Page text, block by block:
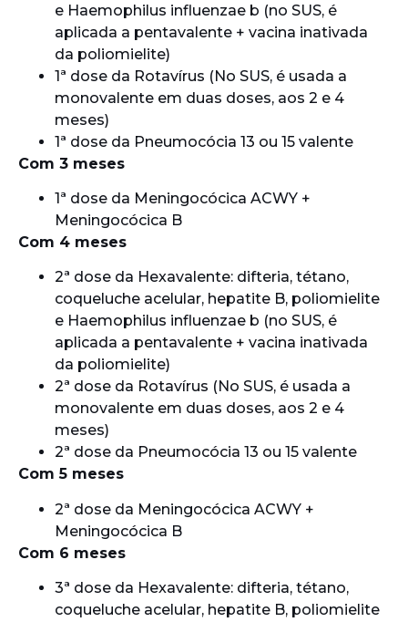
e Haemophilus influenzae b (no SUS, é
aplicada a pentavalente + vacina inativada
da poliomielite)
1ª dose da Rotavírus (No SUS, é usada a
monovalente em duas doses, aos 2 e 4
meses)
1ª dose da Pneumocócia 13 ou 15 valente
Com 3 meses
1ª dose da Meningocócica ACWY +
Meningocócica B
Com 4 meses
2ª dose da Hexavalente: difteria, tétano,
coqueluche acelular, hepatite B, poliomielite
e Haemophilus influenzae b (no SUS, é
aplicada a pentavalente + vacina inativada
da poliomielite)
2ª dose da Rotavírus (No SUS, é usada a
monovalente em duas doses, aos 2 e 4
meses)
2ª dose da Pneumocócia 13 ou 15 valente
Com 5 meses
2ª dose da Meningocócica ACWY +
Meningocócica B
Com 6 meses
3ª dose da Hexavalente: difteria, tétano,
coqueluche acelular, hepatite B, poliomielite